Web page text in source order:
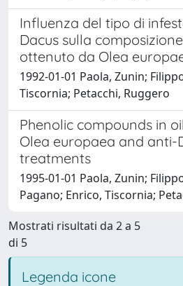
Influenza del tipo di
Dacus sulla
ottenuto da Olea
1992-01-01 Paola, Zunin;
Tiscornia; Petacchi, Ruggero
Phenolic compounds in
Olea europaea and anti-
treatments
1995-01-01 Paola, Zunin;
Pagano; Enrico, Tiscornia;
Mostrati risultati da 2 a 5
di 5
Legenda icone